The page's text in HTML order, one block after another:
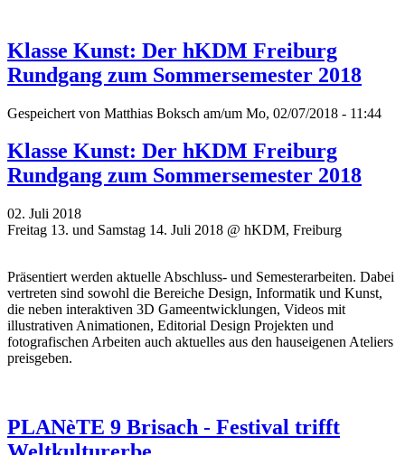
Klasse Kunst: Der hKDM Freiburg
Rundgang zum Sommersemester 2018
Gespeichert von Matthias Boksch am/um Mo, 02/07/2018 - 11:44
Klasse Kunst: Der hKDM Freiburg
Rundgang zum Sommersemester 2018
02. Juli 2018
Freitag 13. und Samstag 14. Juli 2018 @ hKDM, Freiburg
Präsentiert werden aktuelle Abschluss- und Semesterarbeiten. Dabei
vertreten sind sowohl die Bereiche Design, Informatik und Kunst,
die neben interaktiven 3D Gameentwicklungen, Videos mit
illustrativen Animationen, Editorial Design Projekten und
fotografischen Arbeiten auch aktuelles aus den hauseigenen Ateliers
preisgeben.
PLANèTE 9 Brisach - Festival trifft